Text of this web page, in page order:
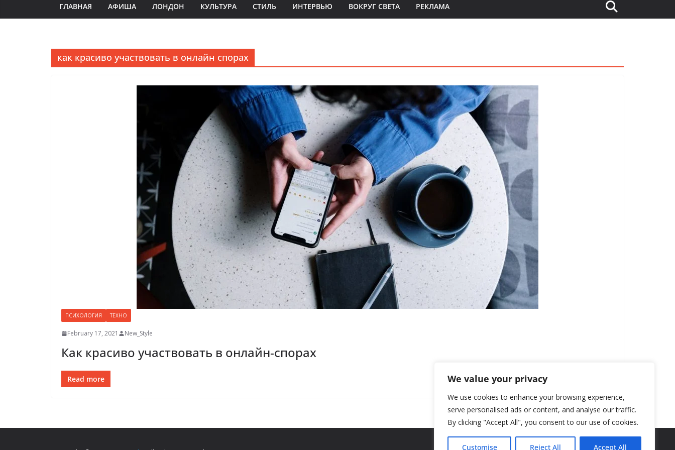
We value your privacy
We use cookies to enhance your browsing experience,
serve personalised ads or content, and analyse our traffic.
By clicking "Accept All", you consent to our use of cookies.
Customise Reject All Accept All
ГЛАВНАЯ АФИША ЛОНДОН КУЛЬТУРА СТИЛЬ ИНТЕРВЬЮ ВОКРУГ СВЕТА РЕКЛАМА
как красиво участвовать в онлайн спорах
ПСИХОЛОГИЯ ТЕХНО
February 17, 2021 New_Style
Как красиво участвовать в онлайн-спорах
Read more